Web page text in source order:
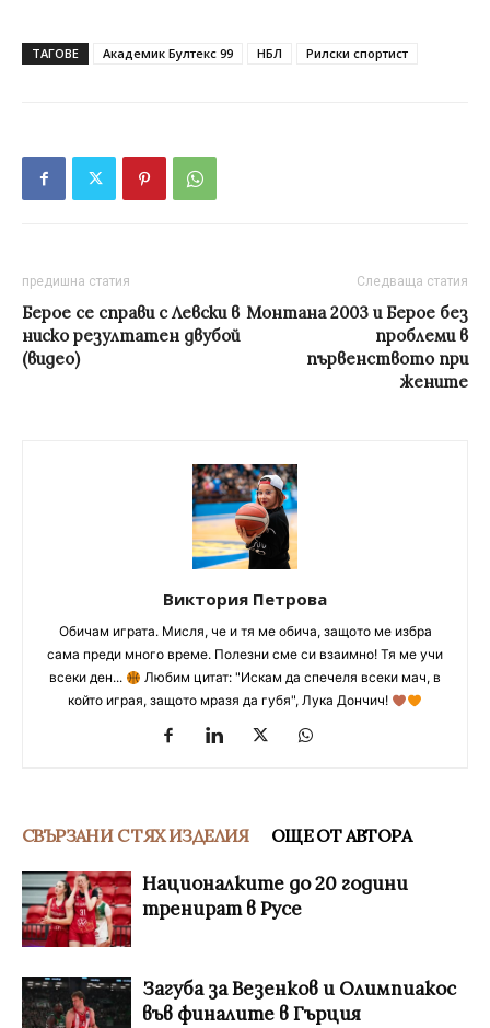
ТАГОВЕ Академик Бултекс 99 НБЛ Рилски спортист
предишна статия
Берое се справи с Левски в
ниско резултатен двубой
(видео)
Следваща статия
Монтана 2003 и Берое без
проблеми в
първенството при
жените
Виктория Петрова
Обичам играта. Мисля, че и тя ме обича, защото ме избра
сама преди много време. Полезни сме си взаимно! Тя ме учи
всеки ден...
Любим цитат: "Искам да спечеля всеки мач, в
който играя, защото мразя да губя", Лука Дончич!
СВЪРЗАНИ С ТЯХ ИЗДЕЛИЯ ОЩЕ ОТ АВТОРА
Националките до 20 години
тренират в Русе
Загуба за Везенков и Олимпиакос
във финалите в Гърция